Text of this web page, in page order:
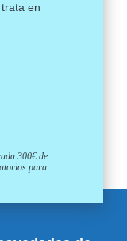
en
300€ de
para